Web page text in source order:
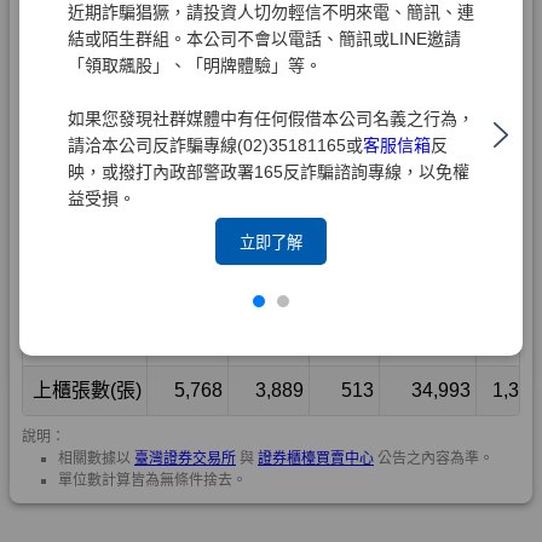
近期詐騙猖獗，請投資人切勿輕信不明來電、簡訊、連
結或陌生群組。本公司不會以電話、簡訊或LINE邀請
「領取飆股」、「明牌體驗」等。
如果您發現社群媒體中有任何假借本公司名義之行為，
請洽本公司反詐騙專線(02)35181165或客服信箱反
映，或撥打內政部警政署165反詐騙諮詢專線，以免權
益受損。
立即了解